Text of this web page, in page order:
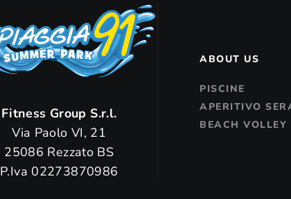
Fitness Group S.r.l.
Via Paolo VI, 21
25086 Rezzato BS
P.Iva 02273870986
ABOUT US
PISCINE
APERITIVO
BEACH VOLLEY